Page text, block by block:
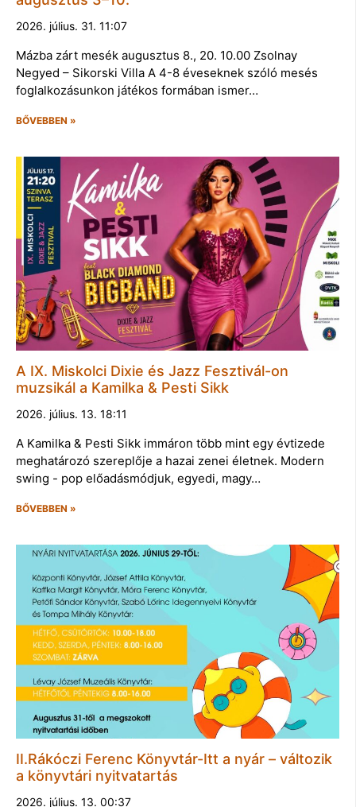
2026. július. 31. 11:07
Mázba zárt mesék augusztus 8., 20. 10.00 Zsolnay
Negyed – Sikorski Villa A 4-8 éveseknek szóló mesés
foglalkozásunkon játékos formában ismer…
BŐVEBBEN »
A IX. Miskolci Dixie és Jazz Fesztivál-on
muzsikál a Kamilka & Pesti Sikk
2026. július. 13. 18:11
A Kamilka & Pesti Sikk immáron több mint egy évtizede
meghatározó szereplője a hazai zenei életnek. Modern
swing - pop előadásmódjuk, egyedi, magy…
BŐVEBBEN »
II.Rákóczi Ferenc Könyvtár-Itt a nyár – változik
a könyvtári nyitvatartás
2026. július. 13. 00:37